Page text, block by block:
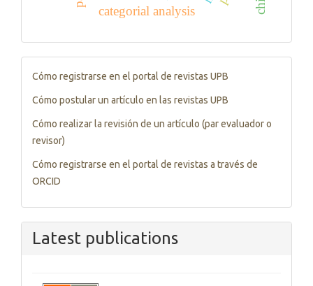
categorial analysis
Tutorials
Cómo registrarse en el portal de revistas UPB
Cómo postular un artículo en las revistas UPB
Cómo realizar la revisión de un artículo (par evaluador o
revisor)
Cómo registrarse en el portal de revistas a través de
ORCID
Latest publications